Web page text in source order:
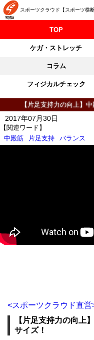
スポーツクラウド【スポーツ横
TOP
ケガ・ストレッチ
コラム
フィジカルチェック
【片足支持力の向上】
【関連ワード】
中殿筋
片足支持 バランス
2017年07月30日
<スポーツクラウド直
【片足支持力の向上
サイズ！